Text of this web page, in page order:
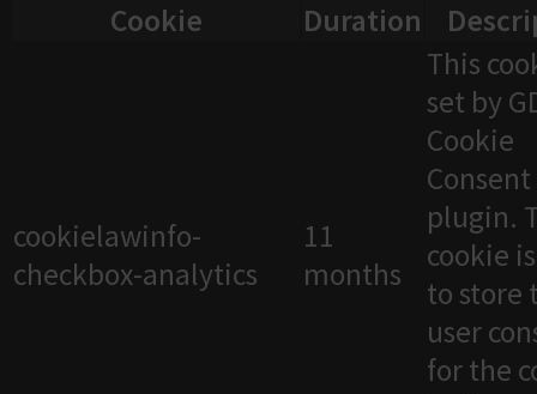
Cookie
Duration
cookielawinfo-
checkbox-analytics
11
months
This
set by
Cookie
Consent
plugin.
cookie
to store
user
for the